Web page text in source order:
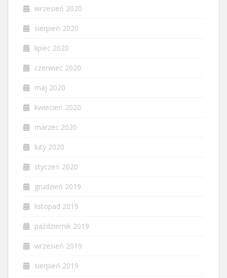
wrzesień 2020
sierpień 2020
lipiec 2020
czerwiec 2020
maj 2020
kwiecień 2020
marzec 2020
luty 2020
styczeń 2020
grudzień 2019
listopad 2019
październik 2019
wrzesień 2019
sierpień 2019